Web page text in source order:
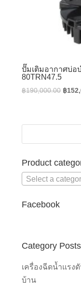
ปั๊มเติมอากาศบ่อ
80TRN47.5
฿190,000.00
฿
฿
Product
Select a
Facebook
Category Posts
เครื่องฉีดน้ำแรง
บ้าน